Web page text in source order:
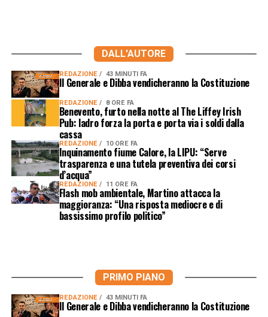
DALL'AUTORE
REDAZIONE 43 MINUTI FA
Il Generale e Dibba vendicheranno la Costituzione
REDAZIONE 8 ORE FA
Benevento, furto nella notte al The Liffey Irish
Pub: ladro forza la porta e porta via i soldi dalla
cassa
REDAZIONE 10 ORE FA
Inquinamento fiume Calore, la LIPU: “Serve
trasparenza e una tutela preventiva dei corsi
d’acqua”
REDAZIONE 11 ORE FA
Flash mob ambientale, Martino attacca la
maggioranza: “Una risposta mediocre e di
bassissimo profilo politico”
PRIMO PIANO
REDAZIONE 43 MINUTI FA
Il Generale e Dibba vendicheranno la Costituzione